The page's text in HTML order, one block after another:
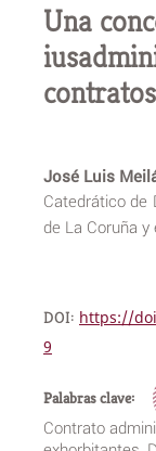
Una
José Luis
Catedrático de
de La Coruña y
DOI: https://
9
Palabras clave:
Contrato